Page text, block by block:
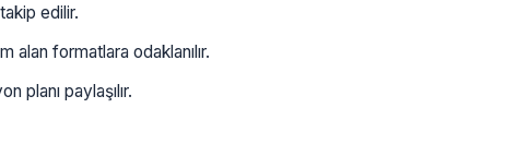
edilir.
formatlara odaklanılır.
planı paylaşılır.